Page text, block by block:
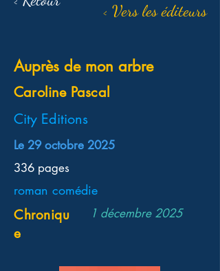
< Vers les éditeurs
Auprès de mon arbre
Caroline Pascal
City Editions
Le 29 octobre 2025
336 pages
roman comédie
Chroniqu
e
1 décembre 2025